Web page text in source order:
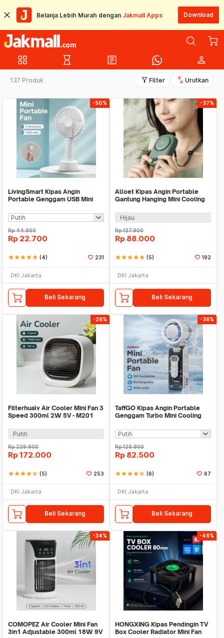
Belanja Lebih Murah dengan Jakmall Apps Download
grid_view hourglass_empty article person
137 Produk filter_alt Filter swap_vert Urutkan
-50%
LivingSmart Kipas Angin
Portable Genggam USB Mini
Rp44.900
Rp 22.700
starstarstarstarstar (4) 231
DKI Jakarta
Beli Sekarang
-37%
Alloet Kipas Angin Portable
Gantung Hanging Mini Cooling
Hijau
Rp137.900
Rp 88.000
starstarstarstarstar (5) 192
DKI Jakarta
Beli Sekarang
-26%
Filterhualv Air Cooler Mini Fan 3
Speed 300ml 2W 5V - M201
Putih
Rp229.900
Rp 172.000
starstarstarstarstar_half (5) 253
DKI Jakarta
Beli Sekarang
-36%
TaffGO Kipas Angin Portable
Genggam Turbo Mini Cooling
Rp128.900
Rp 82.500
starstarstarstarstar_half (6) 67
DKI Jakarta
Beli Sekarang
-34%
COMOPEZ Air Cooler Mini Fan
3in1 Adjustable 300ml 18W 9V
-46%
HONGXING Kipas Pendingin TV
Box Cooler Radiator Mini Fan